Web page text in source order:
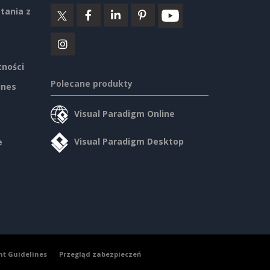
z
Polecane produkty
Visual Paradigm Online
Visual Paradigm Desktop
Guidelines Przegląd zabezpieczeń